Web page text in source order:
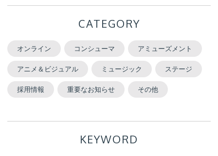
CATEGORY
オンライン コンシューマ アミューズメント
アニメ＆ビジュアル ミュージック ステージ
採用情報 重要なお知らせ その他
KEYWORD